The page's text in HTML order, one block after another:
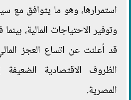
استمرارها، وهو ما يتوافق مع
قد أعلنت عن اتساع العجز
الظروف الاقتصادية الضعيفة
المصرية.